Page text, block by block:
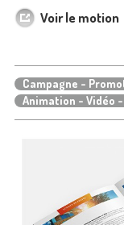
Voir le motion
Campagne -
Animation - Vidéo